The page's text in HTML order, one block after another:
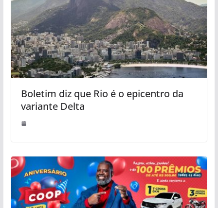
Boletim diz que Rio é o epicentro da
variante Delta